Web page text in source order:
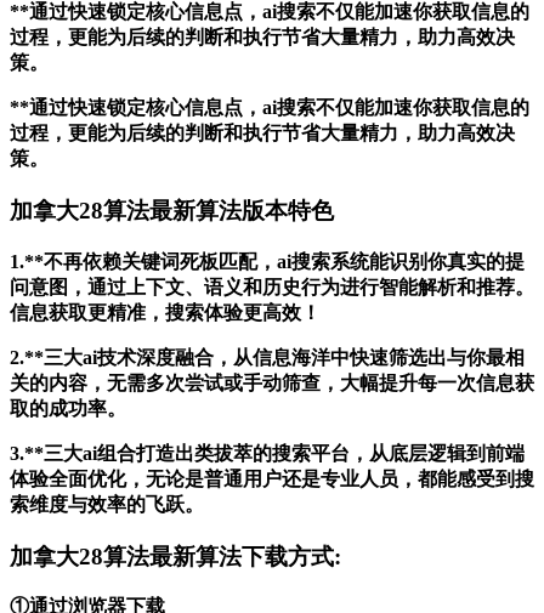
**通过快速锁定核心信息点，ai搜索不仅能加速你获取信息的
过程，更能为后续的判断和执行节省大量精力，助力高效决
策。
**通过快速锁定核心信息点，ai搜索不仅能加速你获取信息的
过程，更能为后续的判断和执行节省大量精力，助力高效决
策。
加拿大28算法最新算法版本特色
1.**不再依赖关键词死板匹配，ai搜索系统能识别你真实的提
问意图，通过上下文、语义和历史行为进行智能解析和推荐。
信息获取更精准，搜索体验更高效！
2.**三大ai技术深度融合，从信息海洋中快速筛选出与你最相
关的内容，无需多次尝试或手动筛查，大幅提升每一次信息获
取的成功率。
3.**三大ai组合打造出类拔萃的搜索平台，从底层逻辑到前端
体验全面优化，无论是普通用户还是专业人员，都能感受到搜
索维度与效率的飞跃。
加拿大28算法最新算法下载方式:
①通过浏览器下载